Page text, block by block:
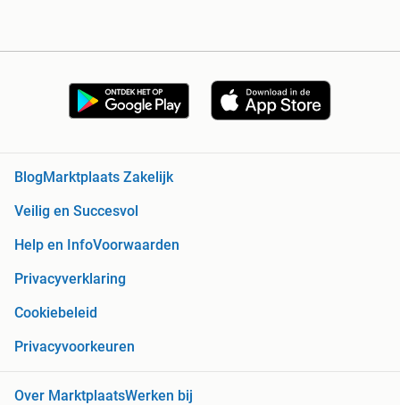
BlogMarktplaats Zakelijk
Veilig en Succesvol
Help en InfoVoorwaarden
Privacyverklaring
Cookiebeleid
Privacyvoorkeuren
Over MarktplaatsWerken bij